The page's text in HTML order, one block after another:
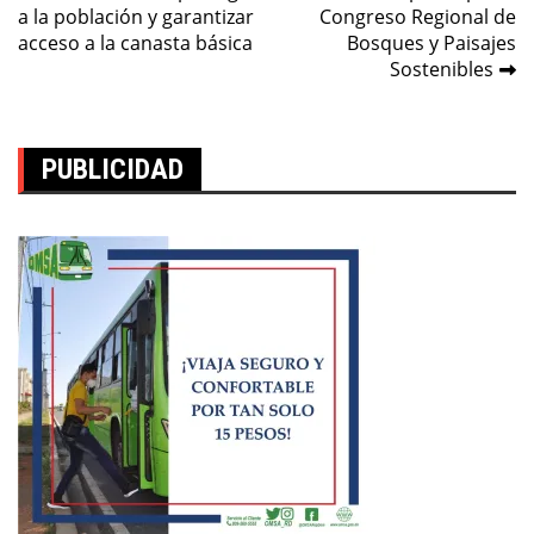
de
entradas
a la población y garantizar
acceso a la canasta básica
Congreso Regional de
Bosques y Paisajes
Sostenibles
PUBLICIDAD